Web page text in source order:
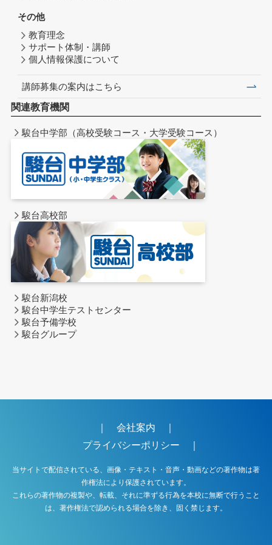
その他
教育理念
サポート体制・講師
個人情報保護について
講師募集の案内はこちら
関連教育機関
駿台中学部（高校受験コース・大学受験コース）
駿台高校部
駿台新潟校
駿台中学生テストセンター
駿台予備学校
駿台グループ
｜ 会社案内
｜
プライバシーポリシー
｜
当サイトで配信されている、画像・テキスト・音声・動画などの著作物は著
作権法により保護されています。
これらの著作物の複製や、転載、それに準ずる行為を本校に無断で行うこと
は、著作権法で認められる場合を除き、固く禁じます。